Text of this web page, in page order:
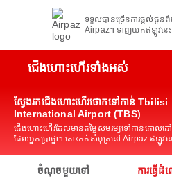
ទទួលបានច្រើនការផ្តល់ជូន
Airpaz។ ទាញយកឥឡូវនេ
ជើងហោះហើរទាំងអស់
ស្វែងរកជើងហោះហើរថោកទៅកាន់ Tbilisi
International Airport (TBS)
ជើងហោះហើរដែលមានតម្លៃសមរម្យទៅកាន់គោលដៅ
ដែលអ្នកប្រាថ្នា។ តោះកក់សំបុត្រនៅ Airpaz ឥឡូវន
ចំណុចមួយទៅ ការធ្វើដំ